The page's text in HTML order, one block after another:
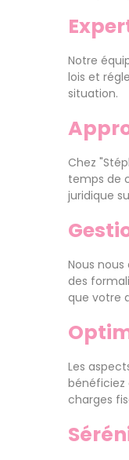
Notre
lois et
situation.
Chez
temps de
juridique
Nous
des
que votre
Les
bénéficiez
charges